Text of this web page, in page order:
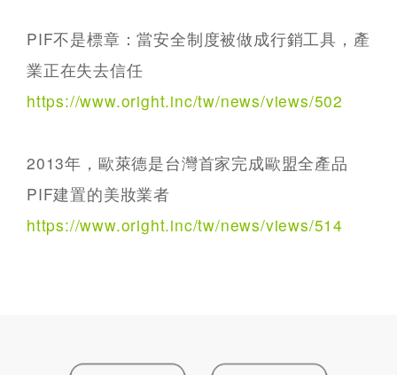
PIF不是標章：當安全制度被做成行銷工具，產
業正在失去信任
https://www.oright.inc/tw/news/views/502
2013年，歐萊德是台灣首家完成歐盟全產品
PIF建置的美妝業者
https://www.oright.inc/tw/news/views/514